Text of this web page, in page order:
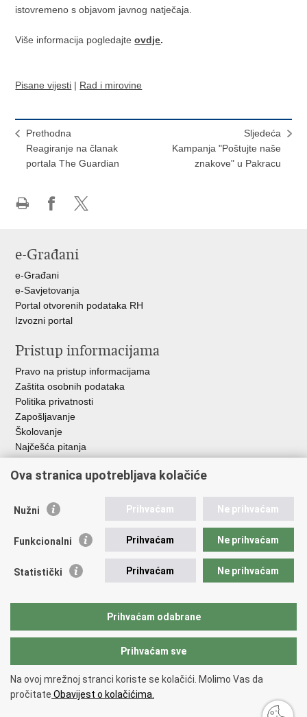
istovremeno s objavom javnog natječaja.
Više informacija pogledajte ovdje.
Pisane vijesti | Rad i mirovine
Prethodna
Reagiranje na članak
portala The Guardian
Sljedeća
Kampanja "Poštujte naše
znakove" u Pakracu
Facebooku
X-
e-Građani
e-Građani
e-Savjetovanja
Portal otvorenih podataka RH
Izvozni portal
Pristup informacijama
Pravo na pristup informacijama
Zaštita osobnih podataka
Politika privatnosti
Zapošljavanje
Školovanje
Najčešća pitanja
Važne poveznice
EMN Nacionalna kontaktna točka za Republiku Hrvatsku
Policijska akademija
Zaklada policijske solidarnosti
Udruge
Copyright © 2026 Ministarstvo unutarnjih poslova Republike Hrvatske.
Uvjeti korištenja.Izjava o pristupačnosti
Ova stranica upotrebljava kolačiće
Nužni Prihvaćam Ne prihvaćam
Funkcionalni Prihvaćam Ne prihvaćam
Statistički Prihvaćam Ne prihvaćam
Prihvaćam odabrane
Prihvaćam sve
Na ovoj mrežnoj stranci koriste se kolačići. Molimo Vas da
pročitate Obavijest o kolačićima.